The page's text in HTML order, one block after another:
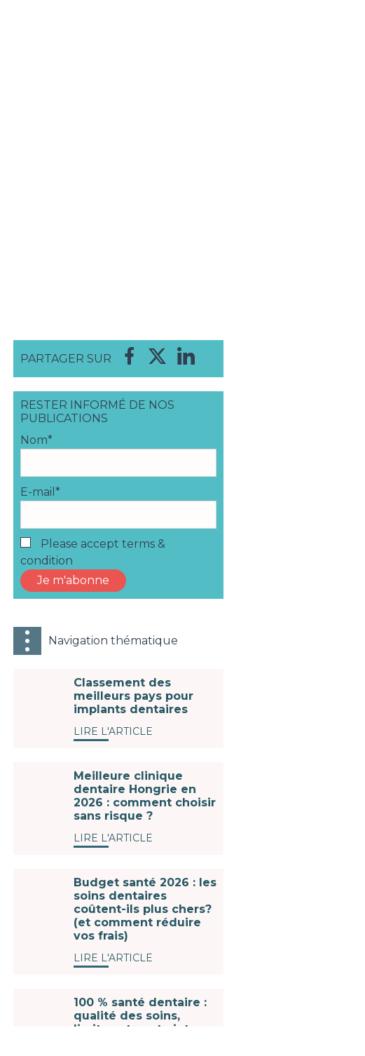
PARTAGER SUR
RESTER INFORMÉ DE NOS
PUBLICATIONS
Nom*
E-mail*
Please accept terms &
condition
Navigation thématique
Classement des
meilleurs pays pour
implants dentaires
LIRE L'ARTICLE
Meilleure clinique
dentaire Hongrie en
2026 : comment choisir
sans risque ?
LIRE L'ARTICLE
Budget santé 2026 : les
soins dentaires
coûtent-ils plus chers?
(et comment réduire
vos frais)
LIRE L'ARTICLE
100 % santé dentaire :
qualité des soins,
limites et contraintes